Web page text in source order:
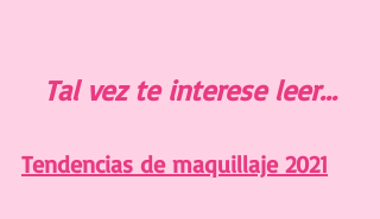
Tal vez te interese leer...
Tendencias de maquillaje 2021